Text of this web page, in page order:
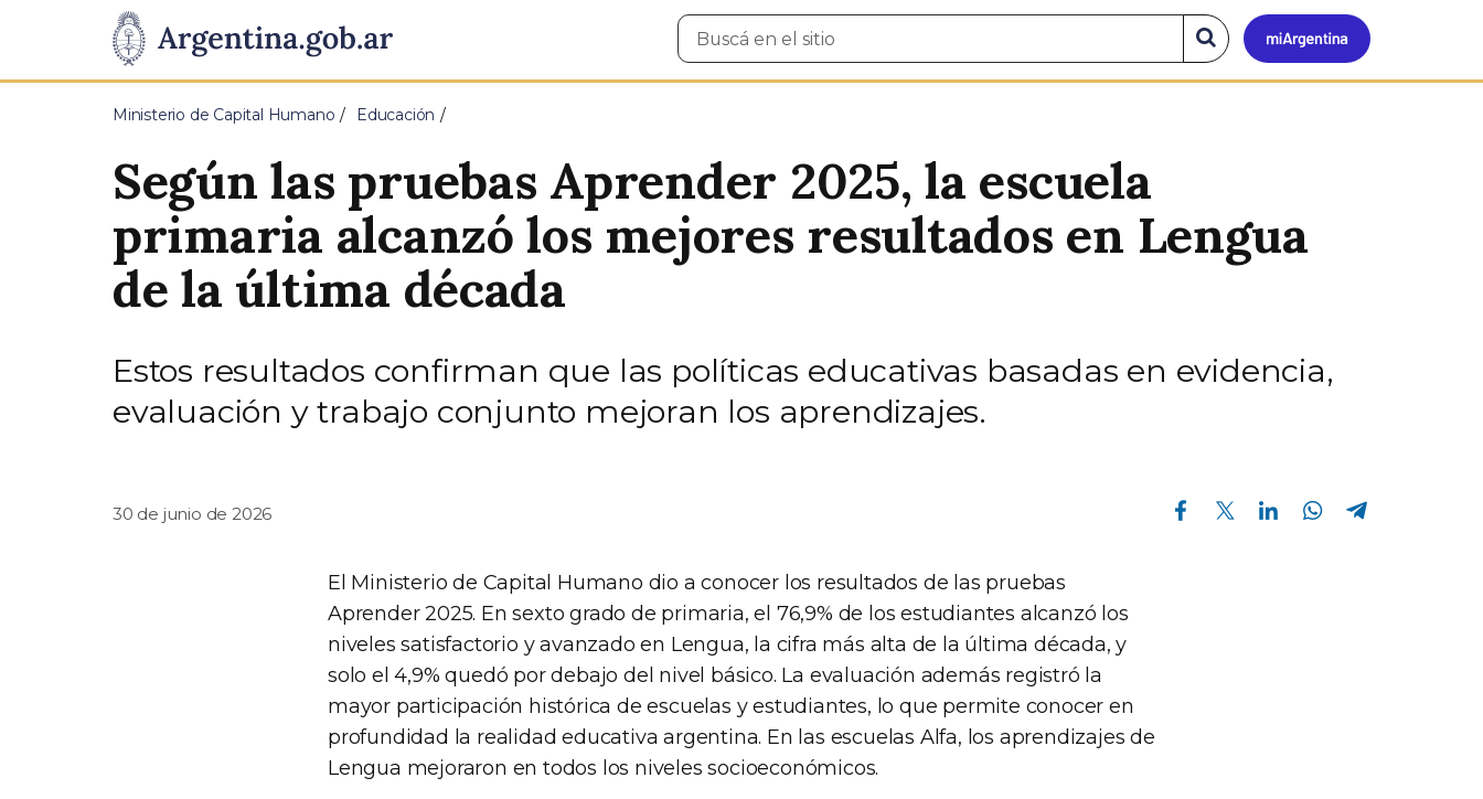
Presidencia
de
Pasar al contenido principal
Mi
Buscar
en
Buscar
en
el
Ministerio de Capital Humano Educación
Según las pruebas Aprender 2025, la escuela
primaria alcanzó los mejores resultados en Lengua
de la última década
Estos resultados confirman que las políticas educativas basadas en evidencia,
evaluación y trabajo conjunto mejoran los aprendizajes.
30 de junio de 2026
Compartir en Facebook Compartir en Twitter Compartir en Linkedin Compartir en Whatsapp
El Ministerio de Capital Humano dio a conocer los resultados de las pruebas
Aprender 2025. En sexto grado de primaria, el 76,9% de los estudiantes alcanzó los
niveles satisfactorio y avanzado en Lengua, la cifra más alta de la última década, y
solo el 4,9% quedó por debajo del nivel básico. La evaluación además registró la
mayor participación histórica de escuelas y estudiantes, lo que permite conocer en
profundidad la realidad educativa argentina. En las escuelas Alfa, los aprendizajes de
Lengua mejoraron en todos los niveles socioeconómicos.